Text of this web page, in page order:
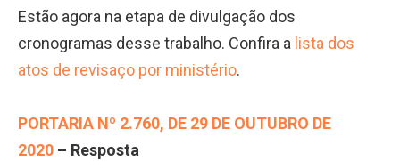
Estão agora na etapa de divulgação dos
cronogramas desse trabalho. Confira a lista dos
atos de revisaço por ministério.
PORTARIA Nº 2.760, DE 29 DE OUTUBRO DE
2020 – Resposta